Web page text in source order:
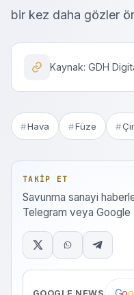
bir kez daha gözler
Kaynak: GDH
Hava Füze
TAKIP ET
Savunma sanayi
Telegram veya Google
GOOGLE NEWS